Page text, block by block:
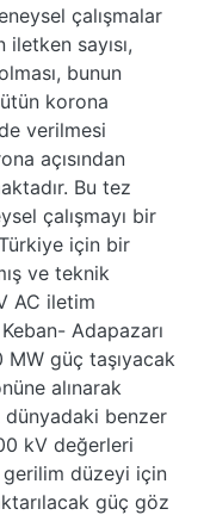
çalışmalar
sayısı,
bunun
korona
verilmesi
açısından
Bu tez
çalışmayı bir
için bir
ve teknik
AC iletim
Adapazarı
güç taşıyacak
alınarak
benzer
kV değerleri
düzeyi için
güç göz